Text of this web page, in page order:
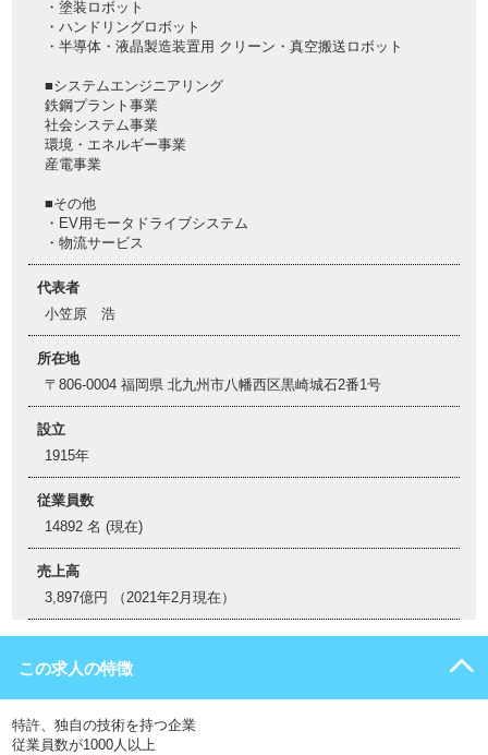
・塗装ロボット
・ハンドリングロボット
・半導体・液晶製造装置用 クリーン・真空搬送ロボット
■システムエンジニアリング
鉄鋼プラント事業
社会システム事業
環境・エネルギー事業
産電事業
■その他
・EV用モータドライブシステム
・物流サービス
代表者
小笠原 浩
所在地
〒806-0004 福岡県 北九州市八幡西区黒崎城石2番1号
設立
1915年
従業員数
14892 名 (現在)
売上高
3,897億円 （2021年2月現在）
この求人の特徴
特許、独自の技術を持つ企業
従業員数が1000人以上